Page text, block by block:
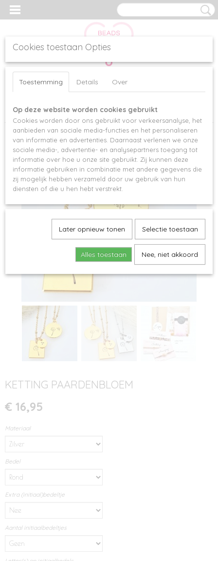
Inloggen Registreren
Home >Kettingen>KETTING PAARDENBLOEM
KETTING PAARDENBLOEM
€ 16,95
Materiaal
Bedel
Extra (initiaal)bedeltje
Aantal initiaalbedeltjes
Cookies toestaan Opties
Toestemming Details Over
Op deze website worden cookies gebruikt
Cookies worden door ons gebruikt voor verkeersanalyse, het
aanbieden van sociale media-functies en het personaliseren
van informatie en advertenties. Daarnaast verlenen we onze
sociale media-, advertentie- en analysepartners toegang tot
informatie over hoe u onze site gebruikt. Zij kunnen deze
informatie gebruiken in combinatie met andere gegevens die
zij mogelijk hebben verzameld door uw gebruik van hun
diensten of die u hen hebt verstrekt.
Later opnieuw tonen Selectie toestaan
Alles toestaan Nee, niet akkoord